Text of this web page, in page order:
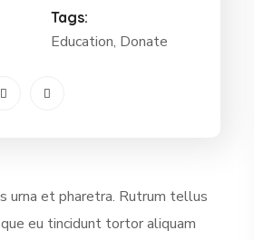
urna et pharetra. Rutrum tellus
eu tincidunt tortor aliquam
Tags:
Education, Donate